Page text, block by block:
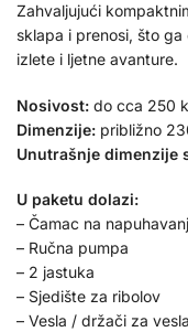
Zahvaljujući
sklapa i prenosi, što
izlete i ljetne avanture.
Nosivost: do cca 250
Dimenzije: približno
Unutrašnje dimenzije
U paketu dolazi:
– Čamac na
– Ručna pumpa
– 2 jastuka
– Sjedište za ribolov
– Vesla / držači za vesla